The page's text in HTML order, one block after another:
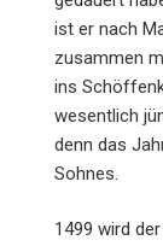
ist er nach
zusammen
ins
wesentlich
denn das
Sohnes.
1499 wird